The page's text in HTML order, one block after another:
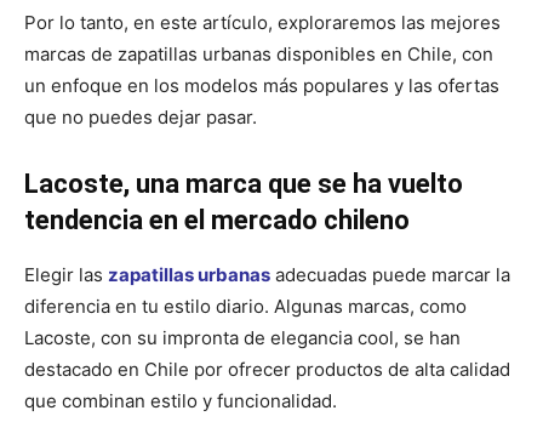
Por lo tanto, en este artículo, exploraremos las mejores
marcas de zapatillas urbanas disponibles en Chile, con
un enfoque en los modelos más populares y las ofertas
que no puedes dejar pasar.
Lacoste, una marca que se ha vuelto
tendencia en el mercado chileno
Elegir las zapatillas urbanas adecuadas puede marcar la
diferencia en tu estilo diario. Algunas marcas, como
Lacoste, con su impronta de elegancia cool, se han
destacado en Chile por ofrecer productos de alta calidad
que combinan estilo y funcionalidad.